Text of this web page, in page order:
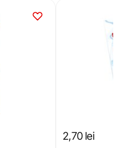
2,70 lei